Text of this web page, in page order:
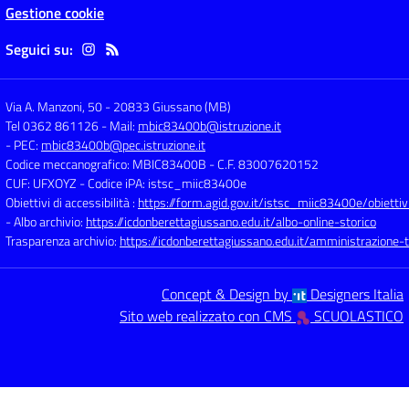
Gestione cookie
Seguici su:
Via A. Manzoni, 50-20833 Giussano (MB)
Tel 0362 861126- Mail: mbic83400b@istruzione.it
- PEC: mbic83400b@pec.istruzione.it
Codice meccanografico: MBIC83400B - C.F. 83007620152
CUF: UFXOYZ - Codice iPA: istsc_miic83400e
Obiettivi di accessibilità : https://form.agid.gov.it/istsc_miic83400e/
- Albo archivio: https://icdonberettagiussano.edu.it/albo-online-storico
Trasparenza archivio: https://icdonberettagiussano.edu.it/
Concept & Design by
Designers Italia
Sito web realizzato con CMS
SCUOLASTICO